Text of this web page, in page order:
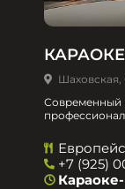
Шаховская,
Современный
+7 (925)